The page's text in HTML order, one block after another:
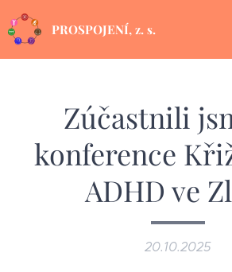
PROSPOJENÍ, z. s.
Zúčastnili
konference
ADHD ve
20.10.2025